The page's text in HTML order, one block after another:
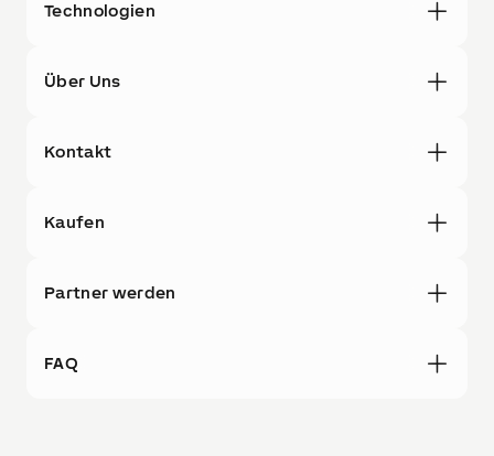
Technologien
Über Uns
Kontakt
Kaufen
Partner werden
FAQ